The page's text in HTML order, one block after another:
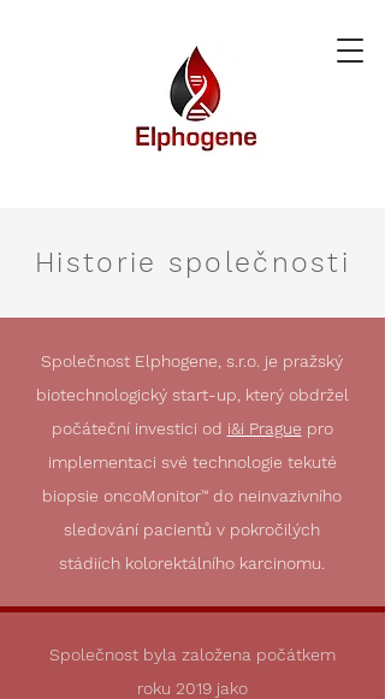
Historie společnosti
Společnost Elphogene, s.r.o. je pražský
biotechnologický start-up, který obdržel
počáteční investici od i&i Prague pro
implementaci své technologie tekuté
biopsie oncoMonitor™ do neinvazivního
sledování pacientů v pokročilých
stádiích kolorektálního karcinomu.
Společnost byla založena počátkem
roku 2019 jako